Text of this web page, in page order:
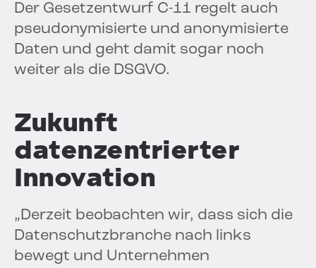
Der Gesetzentwurf C-11 regelt auch
pseudonymisierte und anonymisierte
Daten und geht damit sogar noch
weiter als die DSGVO.
Zukunft
datenzentrierter
Innovation
„Derzeit beobachten wir, dass sich die
Datenschutzbranche nach links
bewegt und Unternehmen